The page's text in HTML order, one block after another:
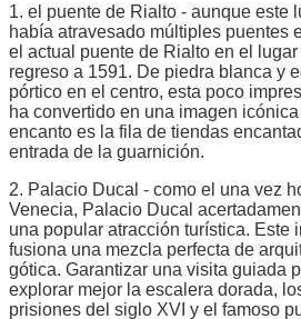
1. el puente de Rialto - aunque este
había atravesado múltiples puentes
el actual puente de Rialto en el
regreso a 1591. De piedra blanca y
pórtico en el centro, esta poco
ha convertido en una imagen
encanto es la fila de tiendas
entrada de la guarnición.
2. Palacio Ducal - como el una vez
Venecia, Palacio Ducal
una popular atracción turística. Este
fusiona una mezcla perfecta de
gótica. Garantizar una visita guiada
explorar mejor la escalera dorada,
prisiones del siglo XVI y el famoso